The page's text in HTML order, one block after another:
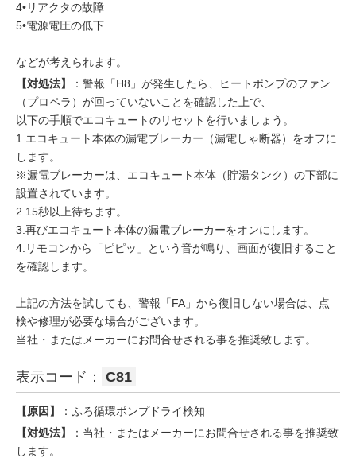
4•リアクタの故障
5•電源電圧の低下
などが考えられます。
【対処法】
：警報「H8」が発生したら、ヒートポンプのファン
（プロペラ）が回っていないことを確認した上で、
以下の手順でエコキュートのリセットを行いましょう。
1.エコキュート本体の漏電ブレーカー（漏電しゃ断器）をオフに
します。
※漏電ブレーカーは、エコキュート本体（貯湯タンク）の下部に
設置されています。
2.15秒以上待ちます。
3.再びエコキュート本体の漏電ブレーカーをオンにします。
4.リモコンから「ピピッ」という音が鳴り、画面が復旧すること
を確認します。
上記の方法を試しても、警報「FA」から復旧しない場合は、点
検や修理が必要な場合がございます。
当社・またはメーカーにお問合せされる事を推奨致します。
表示コード： C81
【原因】
：ふろ循環ポンプドライ検知
【対処法】
：当社・またはメーカーにお問合せされる事を推奨致
します。